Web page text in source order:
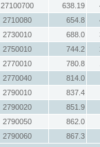
27100700 638.19
2710080 654.8
2730010 688.0
2750010 744.2
2770010 780.8
2770040
814.0
2790010
837.4
2790020
851.9
2790050
862.0
2790060
867.3